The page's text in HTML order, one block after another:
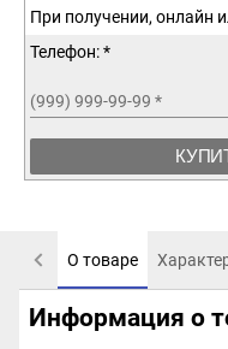
При получении, онлайн
Телефон: *
(999) 999-99-99 *
О товаре
Информация о